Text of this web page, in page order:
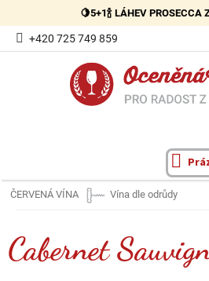
obsah
🍋5+1🍾 LÁHEV PROSECCA
+420 725 749 859
ČERVENÁ VÍNA Vína dle odrůdy
Cabernet